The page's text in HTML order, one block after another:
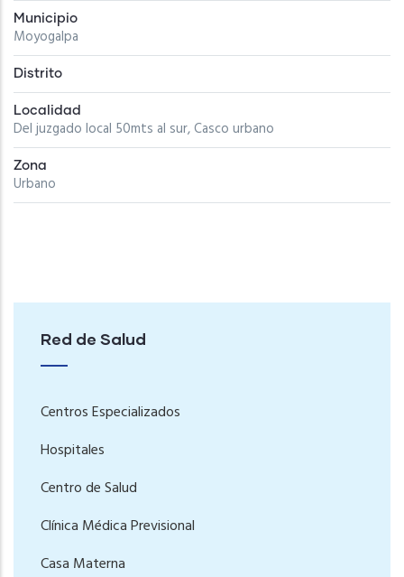
Municipio
Moyogalpa
Distrito
Localidad
Del juzgado local 50mts al sur, Casco urbano
Zona
Urbano
Red de Salud
Centros Especializados
Hospitales
Centro de Salud
Clínica Médica Previsional
Casa Materna